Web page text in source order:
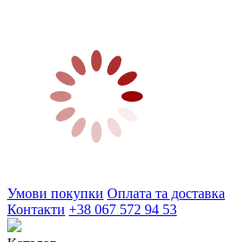
Умови покупки Оплата та доставка
Контакти +38 067 572 94 53